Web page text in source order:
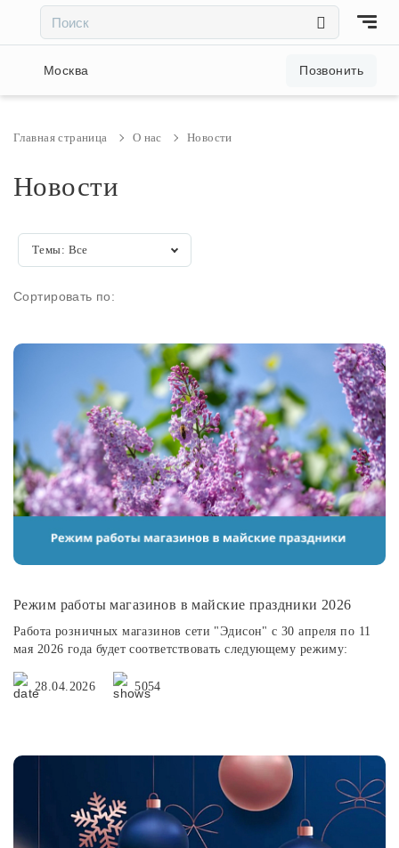
Акции и скидки
Трековые системы
Споты
Уличное освещение
Розетки и выключатели
Светодиодная лента
Предметы интерьера
Фонари
Лампочки
Москва Позвонить
Главная страница О нас Новости
Новости
Темы: Все
Сортировать по:
Режим работы магазинов в майские праздники 2026
Работа розничных магазинов сети "Эдисон" с 30 апреля по 11
мая 2026 года будет соответствовать следующему режиму:
28.04.2026 5054
××